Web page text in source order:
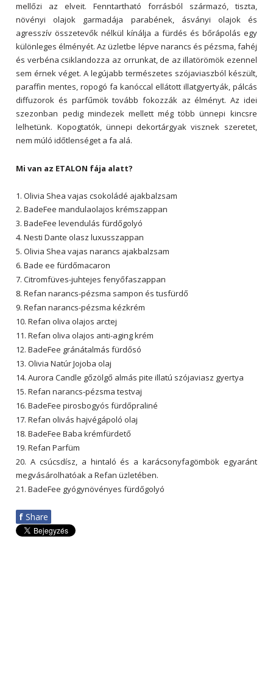
mellőzi az elveit. Fenntartható forrásból származó, tiszta,
növényi olajok garmadája parabének, ásványi olajok és
agresszív összetevők nélkül kínálja a fürdés és bőrápolás egy
különleges élményét. Az üzletbe lépve narancs és pézsma, fahéj
és verbéna csiklandozza az orrunkat, de az illatörömök ezennel
sem érnek véget. A legújabb természetes szójaviaszból készült,
paraffin mentes, ropogó fa kanóccal ellátott illatgyertyák, pálcás
diffuzorok és parfűmök tovább fokozzák az élményt. Az idei
szezonban pedig mindezek mellett még több ünnepi kincsre
lelhetünk. Kopogtatók, ünnepi dekortárgyak visznek szeretet,
nem múló időtlenséget a fa alá.
Mi van az ETALON fája alatt?
1. Olivia Shea vajas csokoládé ajakbalzsam
2. BadeFee mandulaolajos krémszappan
3. BadeFee levendulás fürdőgolyó
4. Nesti Dante olasz luxusszappan
5. Olivia Shea vajas narancs ajakbalzsam
6. Bade ee fürdőmacaron
7. Citromfüves-juhtejes fenyőfaszappan
8. Refan narancs-pézsma sampon és tusfürdő
9. Refan narancs-pézsma kézkrém
10. Refan oliva olajos arctej
11. Refan oliva olajos anti-aging krém
12. BadeFee gránátalmás fürdősó
13. Olivia Natúr Jojoba olaj
14. Aurora Candle gőzölgő almás pite illatú szójaviasz gyertya
15. Refan narancs-pézsma testvaj
16. BadeFee pirosbogyós fürdőpraliné
17. Refan olivás hajvégápoló olaj
18. BadeFee Baba krémfürdető
19. Refan Parfüm
20. A csúcsdísz, a hintaló és a karácsonyfagömbök egyaránt
megvásárolhatóak a Refan üzletében.
21. BadeFee gyógynövényes fürdőgolyó
f Share